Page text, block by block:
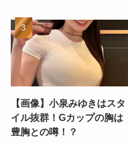
【画像】小泉みゆきはスタ
イル抜群！Gカップの胸は
豊胸との噂！？